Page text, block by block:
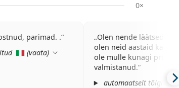
0×
Olen neid aastaid ostnud, parimad. .
(vaata)
Olen nende
olen neid aastaid
ole mulle kunagi
valmistanud.
automaatselt tõlgitud